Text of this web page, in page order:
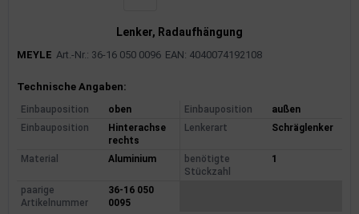
Lenker, Radaufhängung
MEYLE Art.-Nr.: 36-16 050 0096 EAN: 4040074192108
Produktinformationen
Technische Angaben:
Einbauposition oben Einbauposition
außen
Einbauposition
Hinterachse
rechts
Lenkerart Schräglenker
Material Aluminium
benötigte
Stückzahl
1
paarige
Artikelnummer
36-16 050
0095